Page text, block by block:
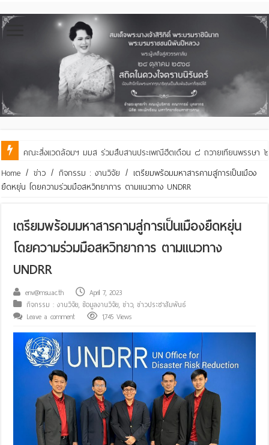
คณะสิ่งแวดล้อมฯ มมส ร่วมสืบสานประเพณีฮีตเดือน ๘ ถวายเทียนพรรษา ๒
Home / ข่าว / กิจกรรม : งานวิจัย / เตรียมพร้อมมหาสารคามสู่การเป็นเมือง
ยืดหยุ่น โดยความร่วมมือสหวิทยาการ ตามแนวทาง UNDRR
เตรียมพร้อมมหาสารคามสู่การเป็นเมืองยืดหยุ่น
โดยความร่วมมือสหวิทยาการ ตามแนวทาง
UNDRR
env@msu.ac.th
April 7, 2023
กิจกรรม : งานวิจัย,ข้อมูลงานวิจัย,ข่าว,ข่าวประชาสัมพันธ์
Leave a comment
1,745 Views